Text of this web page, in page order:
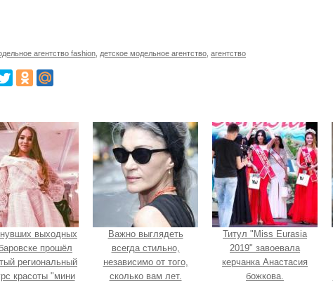
агентство fashion детское модельное агентство агентство
выходных
прошёл
региональный
красоты "мини
Важно выглядеть
всегда стильно,
независимо от того,
сколько вам лет.
Титул "Miss Eurasia
2019" завоевала
керчанка Анастасия
божкова.